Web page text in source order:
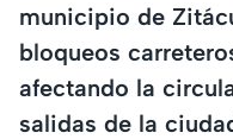
municipio de
bloqueos
afectando la
salidas de la